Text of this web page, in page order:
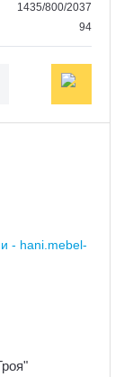
1435/800/2037
94